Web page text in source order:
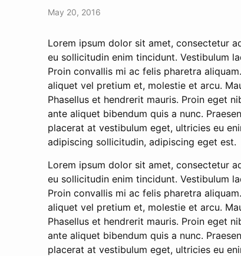
May 20, 2016
Lorem ipsum dolor sit amet, consectetur
eu sollicitudin enim tincidunt. Vestibulum
Proin convallis mi ac felis pharetra
aliquet vel pretium et, molestie et arcu.
Phasellus et hendrerit mauris. Proin eget
ante aliquet bibendum quis a nunc.
placerat at vestibulum eget, ultricies eu
adipiscing sollicitudin, adipiscing eget est.
Lorem ipsum dolor sit amet, consectetur
eu sollicitudin enim tincidunt. Vestibulum
Proin convallis mi ac felis pharetra
aliquet vel pretium et, molestie et arcu.
Phasellus et hendrerit mauris. Proin eget
ante aliquet bibendum quis a nunc.
placerat at vestibulum eget, ultricies eu